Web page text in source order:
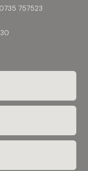
757523